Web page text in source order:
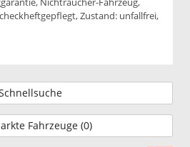
Zustand: unfallfrei,
drucken
Fahrzeuge (0)